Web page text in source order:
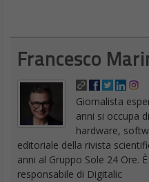
Francesco
Giornalista
anni si occupa
hardware,
editoriale della rivista
anni al Gruppo Sole 24 Ore.
responsabile di Digitalic